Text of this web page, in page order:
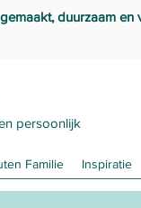
persoonlijk
duurzaam
Familie Inspiratie